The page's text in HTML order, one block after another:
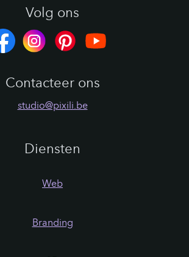
Volg ons
Contacteer ons
studio@pixili.be
Diensten
Web
Branding